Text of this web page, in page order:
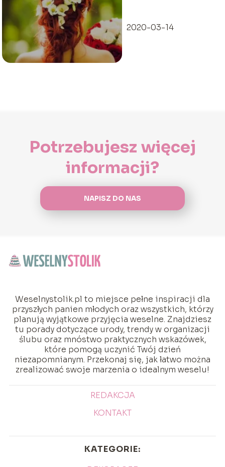
2020-03-14
Potrzebujesz więcej
informacji?
NAPISZ DO NAS
Weselnystolik.pl to miejsce pełne inspiracji dla
przyszłych panien młodych oraz wszystkich, którzy
planują wyjątkowe przyjęcia weselne. Znajdziesz
tu porady dotyczące urody, trendy w organizacji
ślubu oraz mnóstwo praktycznych wskazówek,
które pomogą uczynić Twój dzień
niezapomnianym. Przekonaj się, jak łatwo można
zrealizować swoje marzenia o idealnym weselu!
REDAKCJA
KONTAKT
KATEGORIE: